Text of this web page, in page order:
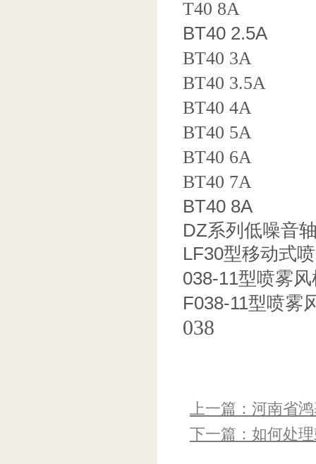
T40 8A
BT40 2.5A
BT40 3A
BT40 3.5A
BT40 4A
BT40 5A
BT40 6A
BT40 7A
BT40 8A
DZ系列低噪音
LF30型移动式
038-11型喷雾
F038-11型喷雾
038
上一篇：河南省
下一篇：如何处